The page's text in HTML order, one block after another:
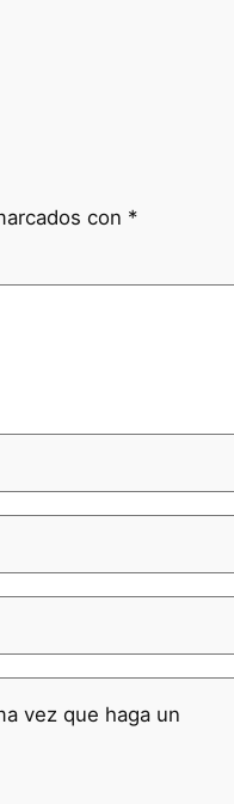
con *
vez que haga un